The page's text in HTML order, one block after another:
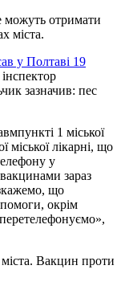
можуть отримати
міста.
у Полтаві 19
зазначив: пес
1 міської
міської лікарні, що
у
зараз
що
окрім
Вакцин проти